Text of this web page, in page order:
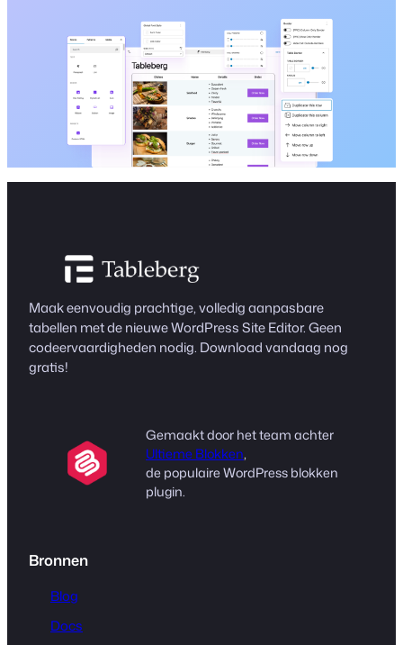
Maak eenvoudig prachtige, volledig aanpasbare
tabellen met de nieuwe WordPress Site Editor. Geen
codeervaardigheden nodig. Download vandaag nog
gratis!
Gemaakt door het team achter
Ultieme Blokken,
de populaire WordPress blokken
plugin.
Bronnen
Blog
Docs